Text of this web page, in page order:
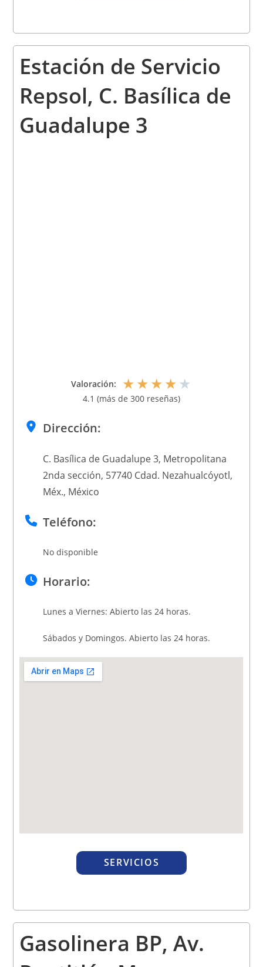
Estación de Servicio
Repsol, C. Basílica de
Guadalupe 3
Valoración: ★★★★★
4.1 (más de 300 reseñas)
Dirección:
C. Basílica de Guadalupe 3, Metropolitana
2nda sección, 57740 Cdad. Nezahualcóyotl,
Méx., México
Teléfono:
No disponible
Horario:
Lunes a Viernes: Abierto las 24 horas.
Sábados y Domingos. Abierto las 24 horas.
SERVICIOS
Gasolinera BP, Av.